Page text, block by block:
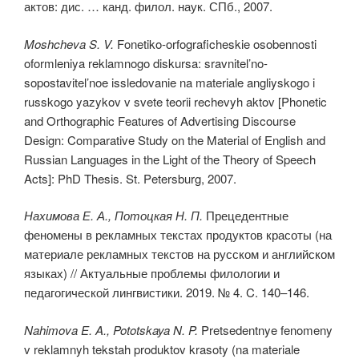
актов: дис. … канд. филол. наук. СПб., 2007.
Moshcheva S. V. Fonetiko-orfograficheskie osobennosti
oformleniya reklamnogo diskursa: sravnitel’no-
sopostavitel’noe issledovanie na materiale angliyskogo i
russkogo yazykov v svete teorii rechevyh aktov [Phonetic
and Orthographic Features of Advertising Discourse
Design: Comparative Study on the Material of English and
Russian Languages in the Light of the Theory of Speech
Acts]: PhD Thesis. St. Petersburg, 2007.
Нахимова Е. А., Потоцкая Н. П. Прецедентные
феномены в рекламных текстах продуктов красоты (на
материале рекламных текстов на русском и английском
языках) // Актуальные проблемы филологии и
педагогической лингвистики. 2019. № 4. C. 140–146.
Nahimova E. A., Pototskaya N. P. Pretsedentnye fenomeny
v reklamnyh tekstah produktov krasoty (na materiale